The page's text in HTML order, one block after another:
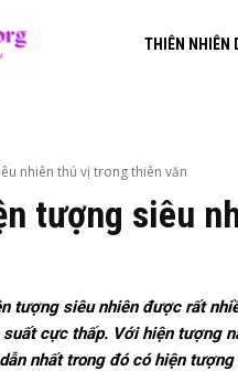
THIÊN NHIÊN
nhiên thú vị trong thiên văn
tượng siêu
tượng siêu nhiên được rất
cực thấp. Với hiện tượng
nhất trong đó có hiện